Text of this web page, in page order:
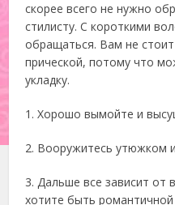
скорее всего не нужно
стилисту. С короткими
обращаться. Вам не
прической, потому что
укладку.
1. Хорошо вымойте и
2. Вооружитесь утюжком
3. Дальше все зависит от
хотите быть